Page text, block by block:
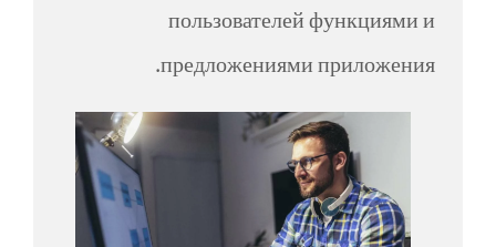
пользователей функциями и
предложениями приложения.